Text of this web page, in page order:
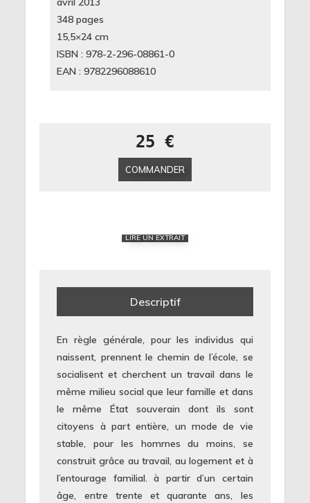
348 pages
15,5×24 cm
ISBN : 978-2-296-08861-0
EAN : 9782296088610
25 €
COMMANDER
LIRE UN EXTRAIT
Descriptif
En règle générale, pour les individus qui
naissent, prennent le chemin de l’école, se
socialisent et cherchent un travail dans le
même milieu social que leur famille et dans
le même État souverain dont ils sont
citoyens à part entière, un mode de vie
stable, pour les hommes du moins, se
construit grâce au travail, au logement et à
l’entourage familial. à partir d’un certain
âge, entre trente et quarante ans, les